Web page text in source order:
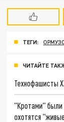
ТЕГИ:
ЧИТАЙТЕ
Технофашисты
"Кротами" были
охотятся